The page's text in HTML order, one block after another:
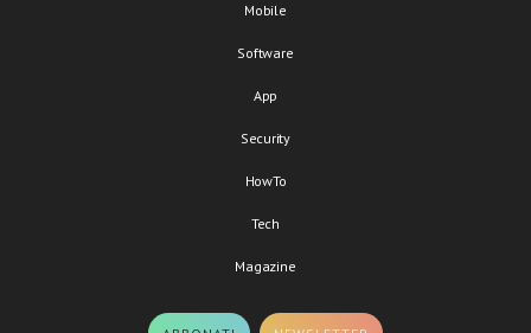
Mobile
Software
App
Security
HowTo
Tech
Magazine